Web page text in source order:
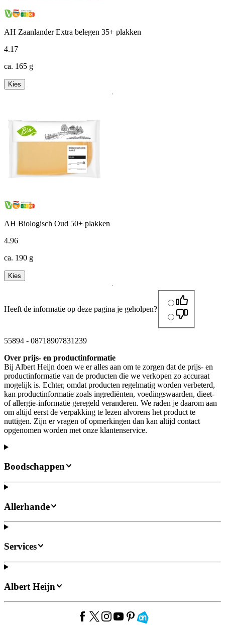
AH Zaanlander Extra belegen 35+ plakken
4.17
ca. 165 g
Kies
AH Biologisch Oud 50+ plakken
4.96
ca. 190 g
Kies
Heeft de informatie op deze pagina je geholpen?
55894 - 08718907831239
Over prijs- en productinformatie
Bij Albert Heijn doen we er alles aan om te zorgen dat de prijs- en
productinformatie van de producten die we verkopen zo accuraat
mogelijk is. Echter, omdat producten regelmatig worden verbeterd,
kan productinformatie zoals ingrediënten, voedingswaarden, dieet-
of allergie-informatie geregeld veranderen. We raden je daarom aan
om altijd eerst de verpakking te lezen alvorens het product te
nuttigen. Zijn er vragen of opmerkingen dan kan altijd contact
opgenomen worden met onze klantenservice.
Boodschappen
Allerhande
Services
Albert Heijn